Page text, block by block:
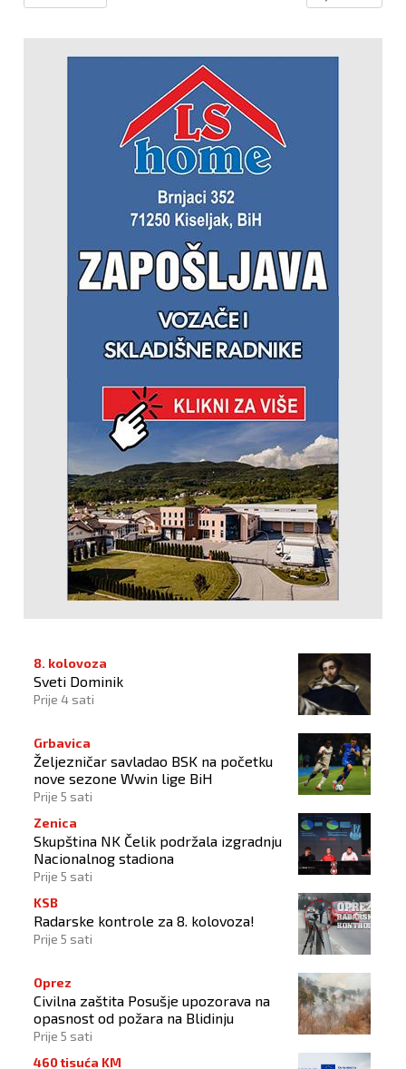
8. kolovoza
Sveti Dominik
Prije 4 sati
Grbavica
Željezničar savladao BSK na početku
nove sezone Wwin lige BiH
Prije 5 sati
Zenica
Skupština NK Čelik podržala izgradnju
Nacionalnog stadiona
Prije 5 sati
KSB
Radarske kontrole za 8. kolovoza!
Prije 5 sati
Oprez
Civilna zaštita Posušje upozorava na
opasnost od požara na Blidinju
Prije 5 sati
460 tisuća KM